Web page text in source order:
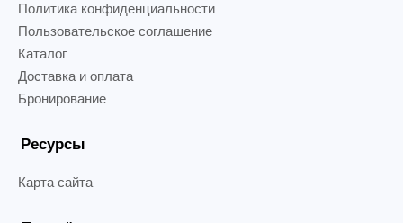
Политика конфиденциальности
Пользовательское соглашение
Каталог
Доставка и оплата
Бронирование
Ресурсы
Карта сайта